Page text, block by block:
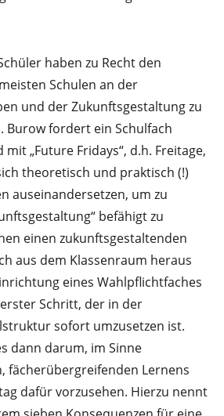
haben zu Recht den
Schulen an der
und der Zukunftsgestaltung zu
Burow fordert ein Schulfach
„Future Fridays“, d.h. Freitage,
theoretisch und praktisch (!)
auseinandersetzen, um zu
befähigt zu
einen zukunftsgestaltenden
aus dem Klassenraum heraus
eines Wahlpflichtfaches
Schritt, der in der
sofort umzusetzen ist.
dann darum, im Sinne
fächerübergreifenden Lernens
dafür vorzusehen. Hierzu nennt